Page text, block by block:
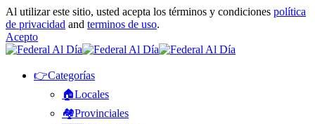
Al utilizar este sitio, usted acepta los términos y condiciones política
de privacidad and terminos de uso.
Acepto
👉Categorías
🏠Locales
🏘️Provinciales